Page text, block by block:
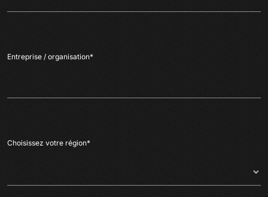
Entreprise / organisation*
Choisissez votre région*